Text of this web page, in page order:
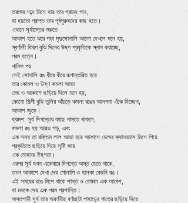
তরঙ্গের শব্দে মিশে যায় তার গ্রাম্য গান,
যা হয়তো প্রাপ্ত তার পূর্বপুরুষদের কাছ হতে।
এখানে সূর্যাস্তের শুরুতে
আকাশ হতে ঝরে পড়া মৃদুসোনালি আলো দেখলে মনে হয়,
স্বর্ণালী কিরণ বুঝি দিনের উষ্ণ প্রকৃতিকে স্নান করাচ্ছে,
পরম যত্নে।
খানিক পর
সেই সোনালি রঙ ধীরে ধীরে রূপান্তরিত হয়ে
তার কোমল ও উষ্ণ কমলা আভা
মেঘ ও আকাশে ছড়িয়ে দিলে মনে হয়,
কোনো শিল্পী বুঝি তুলির আঁচড়ে কমলা রঙের আলপনা এঁকে দিচ্ছেন,
আকাশ জুড়ে।
ক্রমশ: সূর্য দিগন্তের কাছে নামতে থাকলে,
কমলা রঙ হয় আরও গাঢ়, এবং
এক সময় তা রক্তিম লাল আভা হয়ে আকাশে মেঘের ক্যানভাসে মিশে গিয়ে
প্রকৃতিতে ছড়িয়ে দিয়ে সৃষ্টি করে
এক মোহময় উষ্ণতা।
এরপর সূর্য যখন একেবারে দিগন্তে অস্ত যেতে থাকে,
তখন আকাশে দেখা দেয় গোলাপি ও হালকা বেগুনি রঙ।
এই সময়ের রঙে মিশে থাকে শান্ত ও কোমল এক আবেশ,
যা মনকে দেয় এক পরম প্রশান্তি।
অস্তগামী সূর্য তার অবর্ণনীয় বর্ণচ্ছটা পাহাড়ের গাত্রে ছড়িয়ে দিয়ে